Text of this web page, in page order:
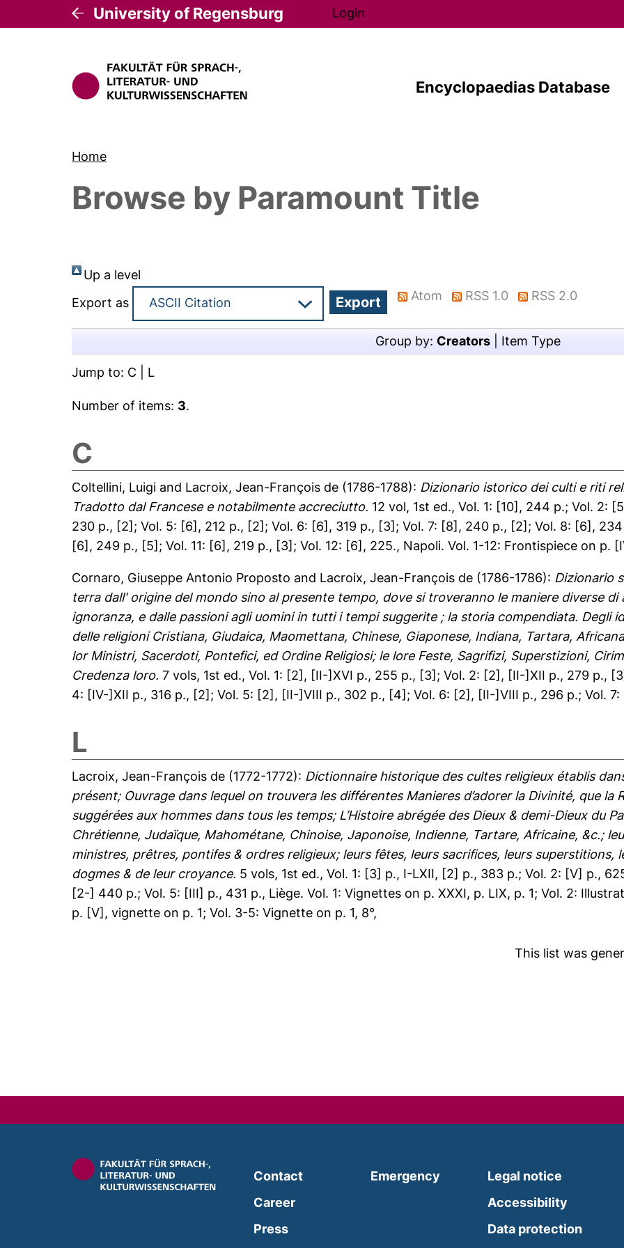
University of Regensburg Login
Encyclopaedias Database
Home
Browse by Paramount Title
Up a level
Export as
Atom RSS 1.0 RSS 2.0
Group by: Creators Item Type
Jump to: C L
Number of items: 3.
C
Coltellini, Luigi and Lacroix, Jean-François de (1786-1788): Dizionario istorico dei culti e riti
Tradotto dal Francese e notabilmente accreciutto. 12 vol, 1st ed., Vol. 1: [10], 244 p.; Vol. 2:
230 p., [2]; Vol. 5: [6], 212 p., [2]; Vol. 6: [6], 319 p., [3]; Vol. 7: [8], 240 p., [2]; Vol. 8: [6],
[6], 249 p., [5]; Vol. 11: [6], 219 p., [3]; Vol. 12: [6], 225., Napoli. Vol. 1-12: Frontispiece on p.
Cornaro, Giuseppe Antonio Proposto and Lacroix, Jean-François de (1786-1786): Dizionario
terra dall' origine del mondo sino al presente tempo, dove si troveranno le maniere diverse
ignoranza, e dalle passioni agli uomini in tutti i tempi suggerite ; la storia compendiata. Degli
delle religioni Cristiana, Giudaica, Maomettana, Chinese, Giaponese, Indiana, Tartara,
lor Ministri, Sacerdoti, Pontefici, ed Ordine Religiosi; le lore Feste, Sagrifizi, Superstizioni,
Credenza loro. 7 vols, 1st ed., Vol. 1: [2], [II-]XVI p., 255 p., [3]; Vol. 2: [2], [II-]XII p., 279 p.,
4: [IV-]XII p., 316 p., [2]; Vol. 5: [2], [II-]VIII p., 302 p., [4]; Vol. 6: [2], [II-]VIII p., 296 p.; Vol.
L
Lacroix, Jean-François de (1772-1772): Dictionnaire historique des cultes religieux établis
présent; Ouvrage dans lequel on trouvera les différentes Manieres d’adorer la Divinité, que la
suggérées aux hommes dans tous les temps; L’Histoire abrégée des Dieux & demi-Dieux du
Chrétienne, Judaïque, Mahométane, Chinoise, Japonoise, Indienne, Tartare, Africaine, &c.;
ministres, prêtres, pontifes & ordres religieux; leurs fêtes, leurs sacrifices, leurs superstitions,
dogmes & de leur croyance. 5 vols, 1st ed., Vol. 1: [3] p., I-LXII, [2] p., 383 p.; Vol. 2: [V] p.,
[2-] 440 p.; Vol. 5: [III] p., 431 p., Liège. Vol. 1: Vignettes on p. XXXI, p. LIX, p. 1; Vol. 2:
p. [V], vignette on p. 1; Vol. 3-5: Vignette on p. 1, 8°,
This list was
Contact
Career
Press
Emergency (external link, opens in a new
Legal notice
Accessibility
Data protection